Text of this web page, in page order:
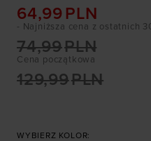
64,99 PLN
Cena początkowa
129,99PLN
74,99PLN
- Najniższa cena z ostatnich
WYBIERZ KOLOR: